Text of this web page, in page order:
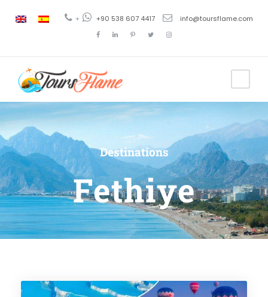
+ +90 538 607 4417 info@toursflame.com
Destinations
Fethiye